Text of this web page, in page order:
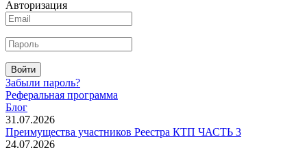
Авторизация
Войти
Забыли пароль?
Реферальная программа
Блог
31.07.2026
Преимущества участников Реестра КТП ЧАСТЬ 3
24.07.2026